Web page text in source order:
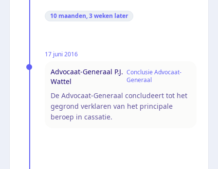
10 maanden, 3 weken later
17 juni 2016
Advocaat-Generaal P.J.
Wattel
Conclusie Advocaat-
Generaal
De Advocaat-Generaal concludeert tot het
gegrond verklaren van het principale
beroep in cassatie.